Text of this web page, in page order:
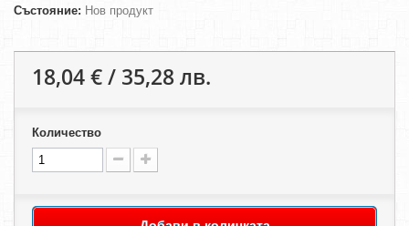
Състояние: Нов продукт
18,04 € / 35,28 лв.
Количество